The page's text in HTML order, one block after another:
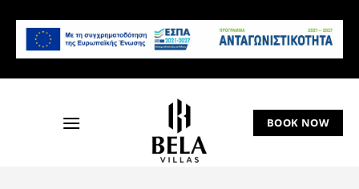
περιεχόμενο
BOOK NOW